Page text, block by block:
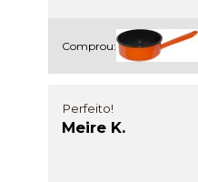
Comprou:
Perfeito!
Meire K.